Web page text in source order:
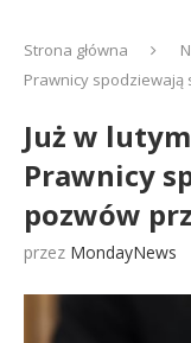
Strona główna
Prawnicy
Już w lutym
Prawnicy
pozwów
przez MondayNews